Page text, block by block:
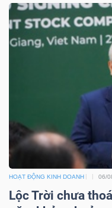
HOẠT ĐỘNG KINH DOANH 06/
Lộc Trời chưa
Dữ
liệu